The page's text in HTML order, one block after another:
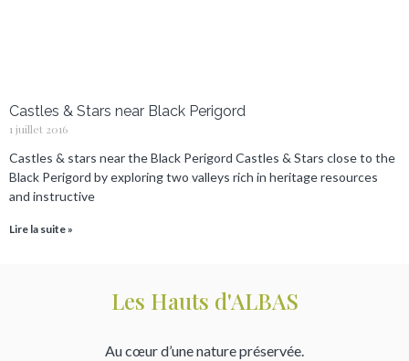
Castles & Stars near Black Perigord
1 juillet 2016
Castles & stars near the Black Perigord Castles & Stars close to the
Black Perigord by exploring two valleys rich in heritage resources
and instructive
Lire la suite »
Les Hauts d'ALBAS
Au cœur d’une nature préservée.